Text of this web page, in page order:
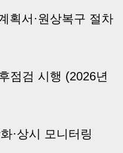
획서·원상복구 절차
점검 시행 (2026년
·상시 모니터링